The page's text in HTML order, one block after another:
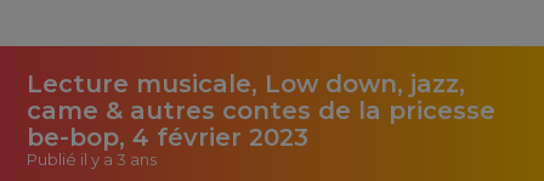
Lecture musicale, Low down, jazz,
came & autres contes de la pricesse
be-bop, 4 février 2023
Publié il y a 3 ans